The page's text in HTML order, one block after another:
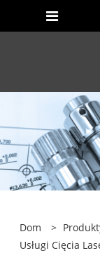
Dom >
Usługi Cięcia